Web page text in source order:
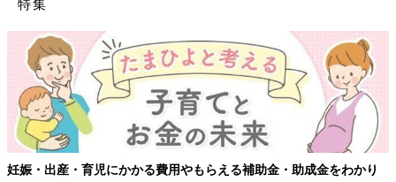
特集
妊娠・出産・育児にかかる費用やもらえる補助金・助成金をわかり